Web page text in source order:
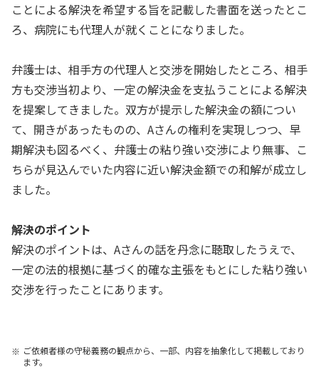
ことによる解決を希望する旨を記載した書面を送ったとこ
ろ、病院にも代理人が就くことになりました。
弁護士は、相手方の代理人と交渉を開始したところ、相手
方も交渉当初より、一定の解決金を支払うことによる解決
を提案してきました。双方が提示した解決金の額につい
て、開きがあったものの、Aさんの権利を実現しつつ、早
期解決も図るべく、弁護士の粘り強い交渉により無事、こ
ちらが見込んでいた内容に近い解決金額での和解が成立し
ました。
解決のポイント
解決のポイントは、Aさんの話を丹念に聴取したうえで、
一定の法的根拠に基づく的確な主張をもとにした粘り強い
交渉を行ったことにあります。
ご依頼者様の守秘義務の観点から、一部、内容を抽象化して掲載しており
ます。